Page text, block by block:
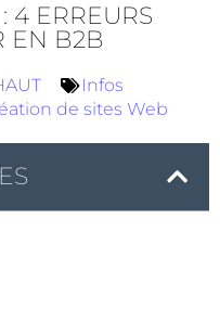
4 ERREURS
EN B2B
Infos
de sites Web